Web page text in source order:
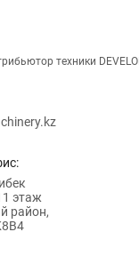
техники
этаж
район,